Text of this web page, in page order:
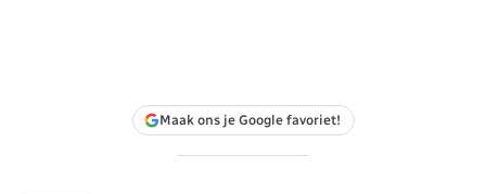
Maak ons je Google favoriet!